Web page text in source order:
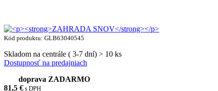
Kód produktu: GLB63040545
Skladom na centrále ( 3-7 dní) > 10 ks
Dostupnosť na predajniach
doprava ZADARMO
81,5 € s DPH